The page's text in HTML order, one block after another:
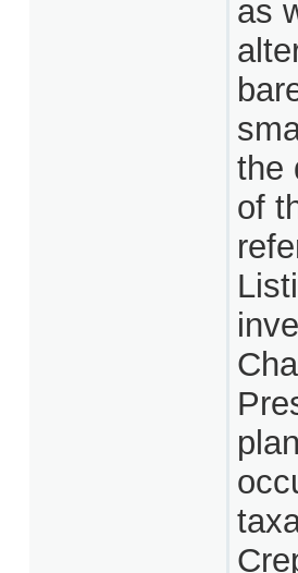
as
the
of